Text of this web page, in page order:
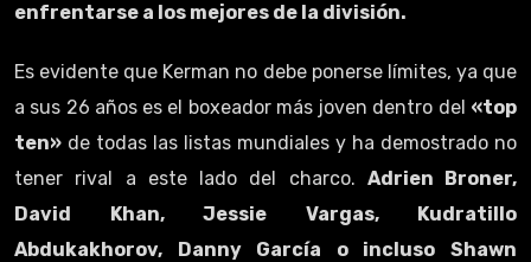
enfrentarse a los mejores de la división.
Es evidente que Kerman no debe ponerse límites, ya que
a sus 26 años es el boxeador más joven dentro del «top
ten» de todas las listas mundiales y ha demostrado no
tener rival a este lado del charco. Adrien Broner,
David Khan, Jessie Vargas, Kudratillo
Abdukakhorov, Danny García o incluso Shawn